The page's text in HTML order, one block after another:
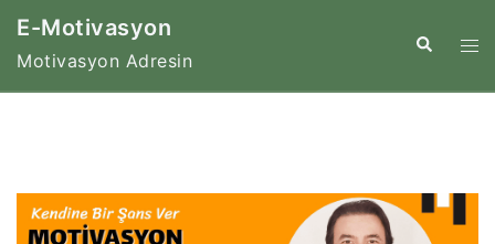
İçeriğe
E-Motivasyon
Motivasyon Adresin
Search